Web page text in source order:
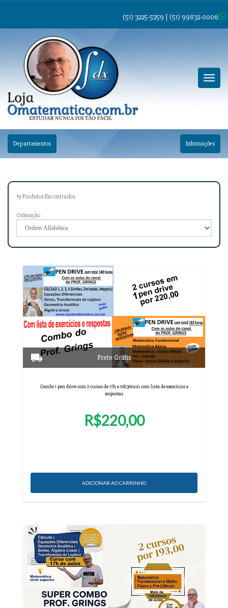
(51) 3225-5259 | (51) 99832-0006
Menu
Principal
Departamentos Informações
19 Produtos Encontrados
Ordenação
Combo 1 pen drive com 2 cursos de 17h e 10h30min com lista de exercícios e
respostas
R$220,00